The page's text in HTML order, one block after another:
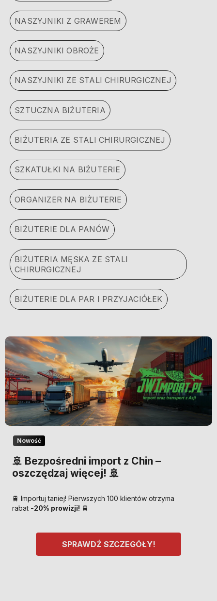
NASZYJNIKI Z GRAWEREM
NASZYJNIKI OBROŻE
NASZYJNIKI ZE STALI CHIRURGICZNEJ
SZTUCZNA BIŻUTERIA
BIŻUTERIA ZE STALI CHIRURGICZNEJ
SZKATUŁKI NA BIŻUTERIE
ORGANIZER NA BIŻUTERIE
BIŻUTERIE DLA PANÓW
BIŻUTERIA MĘSKA ZE STALI
CHIRURGICZNEJ
BIŻUTERIE DLA PAR I PRZYJACIÓŁEK
Nowość
🚢 Bezpośredni import z Chin –
oszczędzaj więcej! 🚢
🚆 Importuj taniej! Pierwszych 100 klientów otrzyma
rabat -20% prowizji! 🚆
SPRAWDŹ SZCZEGÓŁY!